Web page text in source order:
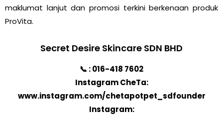
maklumat lanjut dan promosi terkini berkenaan produk
ProVita.
Secret Desire Skincare SDN BHD
📞 : 016-418 7602
Instagram CheTa:
www.instagram.com/chetapotpet_sdfounder
Instagram: